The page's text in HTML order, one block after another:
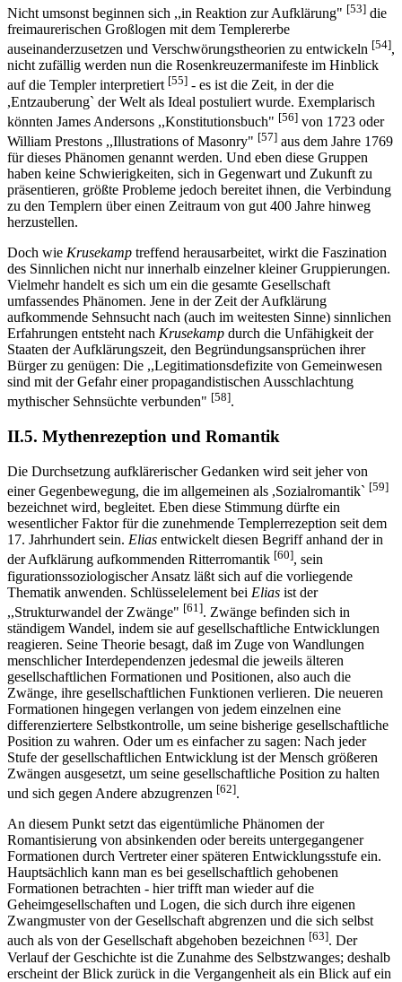
Nicht umsonst beginnen sich ,,in Reaktion zur Aufklärung" [53] die
freimaurerischen Großlogen mit dem Templererbe
auseinanderzusetzen und Verschwörungstheorien zu entwickeln [54],
nicht zufällig werden nun die Rosenkreuzermanifeste im Hinblick
auf die Templer interpretiert [55] - es ist die Zeit, in der die
,Entzauberung` der Welt als Ideal postuliert wurde. Exemplarisch
könnten James Andersons ,,Konstitutionsbuch" [56] von 1723 oder
William Prestons ,,Illustrations of Masonry" [57] aus dem Jahre 1769
für dieses Phänomen genannt werden. Und eben diese Gruppen
haben keine Schwierigkeiten, sich in Gegenwart und Zukunft zu
präsentieren, größte Probleme jedoch bereitet ihnen, die Verbindung
zu den Templern über einen Zeitraum von gut 400 Jahre hinweg
herzustellen.
Doch wie Krusekamp treffend herausarbeitet, wirkt die Faszination
des Sinnlichen nicht nur innerhalb einzelner kleiner Gruppierungen.
Vielmehr handelt es sich um ein die gesamte Gesellschaft
umfassendes Phänomen. Jene in der Zeit der Aufklärung
aufkommende Sehnsucht nach (auch im weitesten Sinne) sinnlichen
Erfahrungen entsteht nach Krusekamp durch die Unfähigkeit der
Staaten der Aufklärungszeit, den Begründungsansprüchen ihrer
Bürger zu genügen: Die ,,Legitimationsdefizite von Gemeinwesen
sind mit der Gefahr einer propagandistischen Ausschlachtung
mythischer Sehnsüchte verbunden" [58].
II.5. Mythenrezeption und Romantik
Die Durchsetzung aufklärerischer Gedanken wird seit jeher von
einer Gegenbewegung, die im allgemeinen als ,Sozialromantik` [59]
bezeichnet wird, begleitet. Eben diese Stimmung dürfte ein
wesentlicher Faktor für die zunehmende Templerrezeption seit dem
17. Jahrhundert sein. Elias entwickelt diesen Begriff anhand der in
der Aufklärung aufkommenden Ritterromantik [60], sein
figurationssoziologischer Ansatz läßt sich auf die vorliegende
Thematik anwenden. Schlüsselelement bei Elias ist der
,,Strukturwandel der Zwänge" [61]. Zwänge befinden sich in
ständigem Wandel, indem sie auf gesellschaftliche Entwicklungen
reagieren. Seine Theorie besagt, daß im Zuge von Wandlungen
menschlicher Interdependenzen jedesmal die jeweils älteren
gesellschaftlichen Formationen und Positionen, also auch die
Zwänge, ihre gesellschaftlichen Funktionen verlieren. Die neueren
Formationen hingegen verlangen von jedem einzelnen eine
differenziertere Selbstkontrolle, um seine bisherige gesellschaftliche
Position zu wahren. Oder um es einfacher zu sagen: Nach jeder
Stufe der gesellschaftlichen Entwicklung ist der Mensch größeren
Zwängen ausgesetzt, um seine gesellschaftliche Position zu halten
und sich gegen Andere abzugrenzen [62].
An diesem Punkt setzt das eigentümliche Phänomen der
Romantisierung von absinkenden oder bereits untergegangener
Formationen durch Vertreter einer späteren Entwicklungsstufe ein.
Hauptsächlich kann man es bei gesellschaftlich gehobenen
Formationen betrachten - hier trifft man wieder auf die
Geheimgesellschaften und Logen, die sich durch ihre eigenen
Zwangmuster von der Gesellschaft abgrenzen und die sich selbst
auch als von der Gesellschaft abgehoben bezeichnen [63]. Der
Verlauf der Geschichte ist die Zunahme des Selbstzwanges; deshalb
erscheint der Blick zurück in die Vergangenheit als ein Blick auf ein